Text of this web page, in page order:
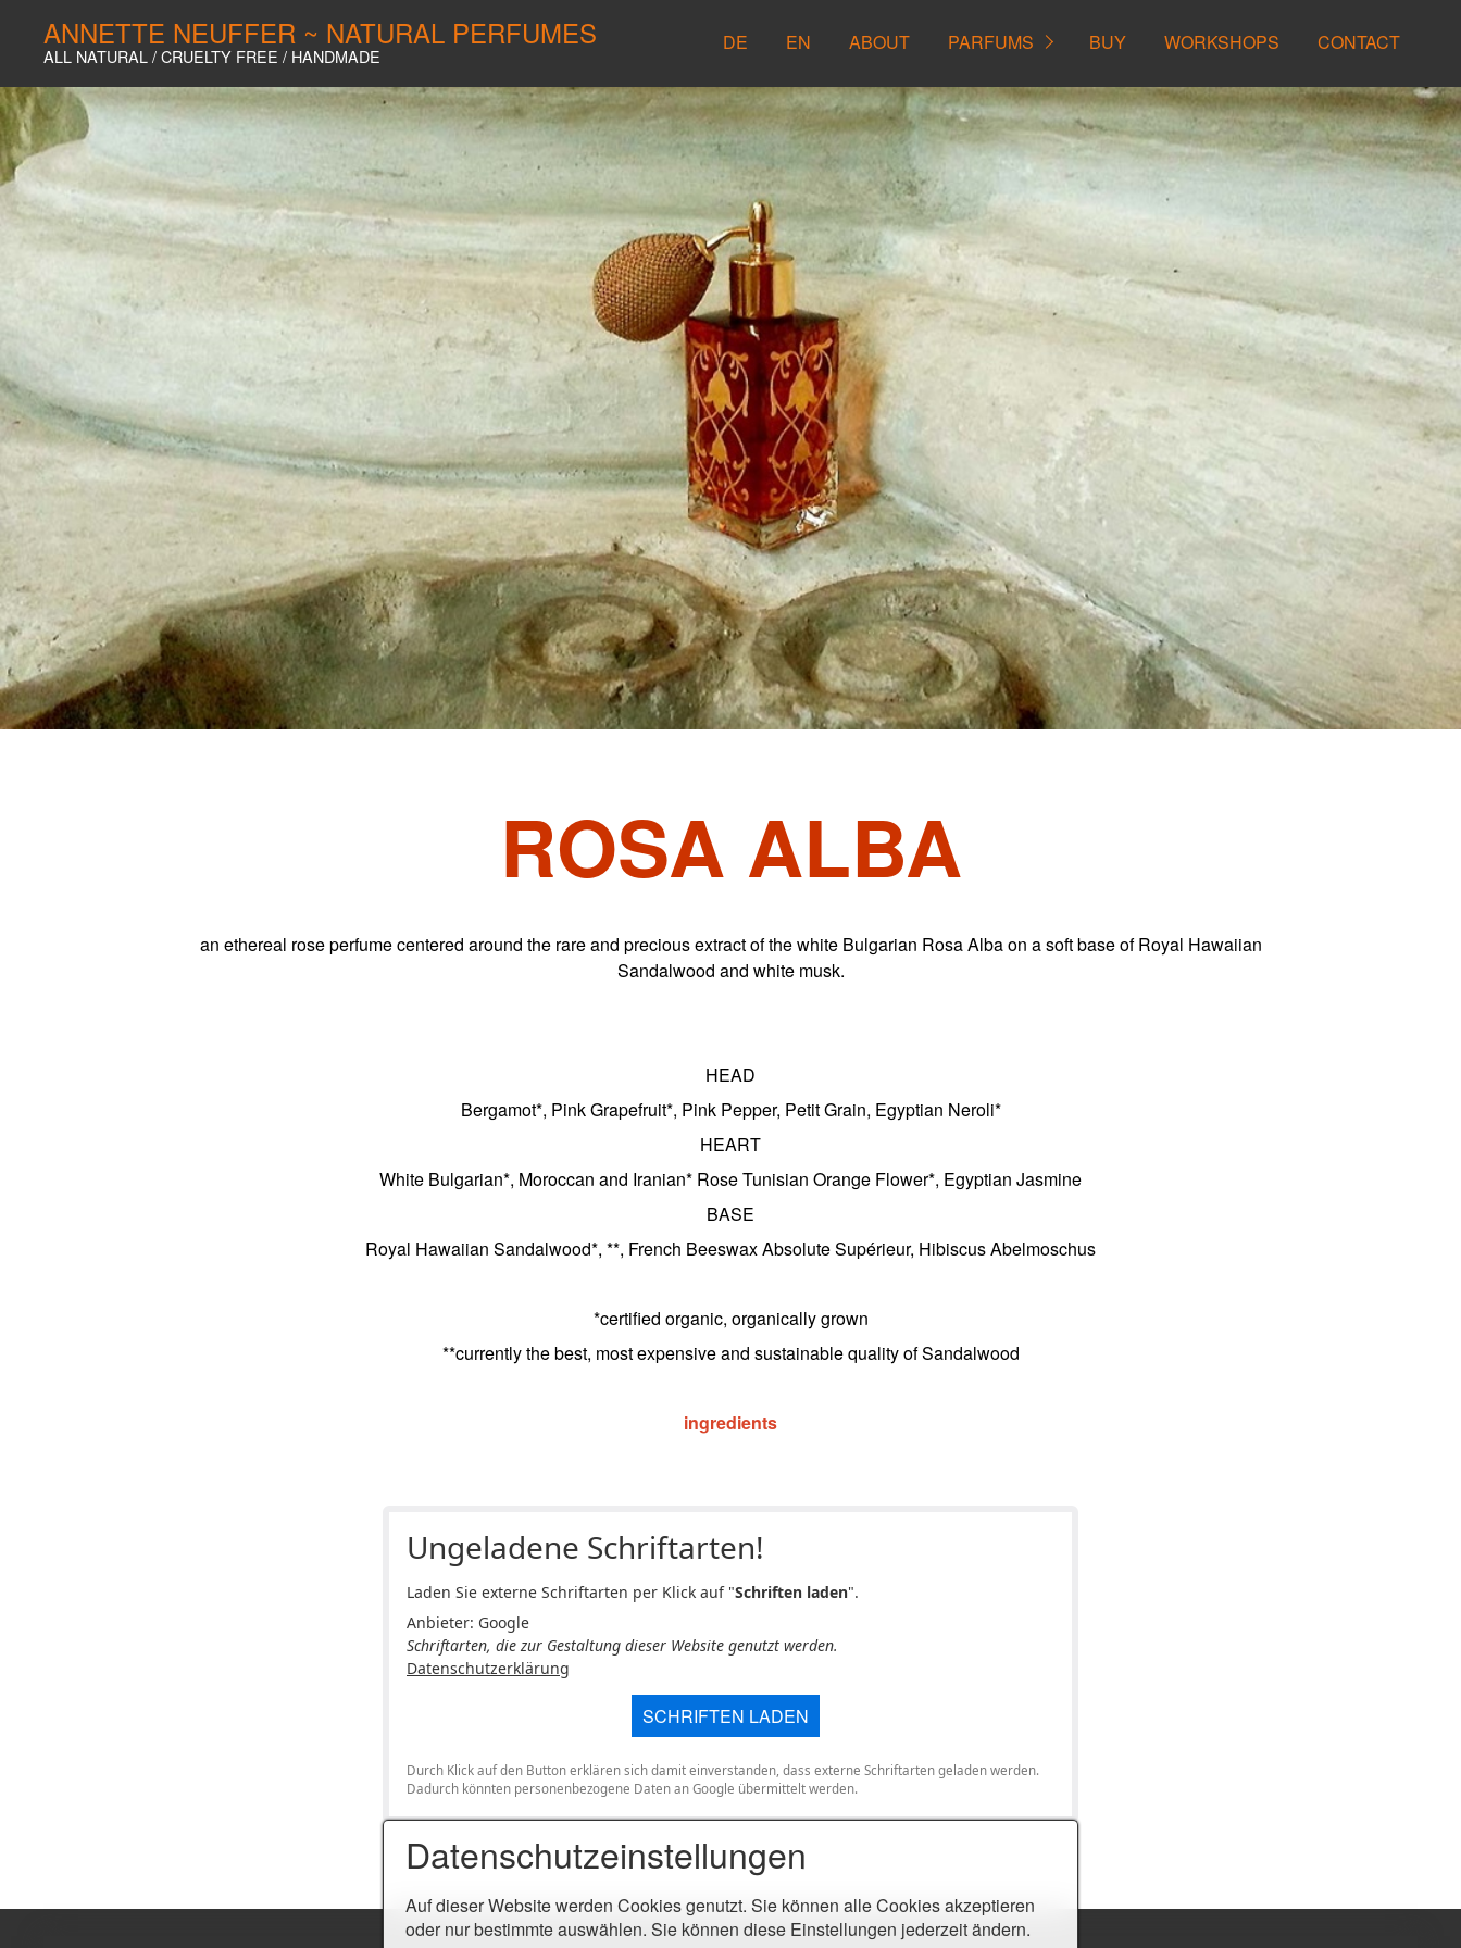
ANNETTE NEUFFER ~ NATURAL PERFUMES
ALL NATURAL / CRUELTY FREE / HANDMADE
DE EN ABOUT PARFUMS BUY WORKSHOPS CONTACT
ROSA ALBA
an ethereal rose perfume centered around the rare and precious extract of the white Bulgarian Rosa Alba on a soft base of Royal Hawaiian
Sandalwood and white musk.
HEAD
Bergamot*, Pink Grapefruit*, Pink Pepper, Petit Grain, Egyptian Neroli*
HEART
White Bulgarian*, Moroccan and Iranian* Rose Tunisian Orange Flower*, Egyptian Jasmine
BASE
Royal Hawaiian Sandalwood*, **, French Beeswax Absolute Supérieur, Hibiscus Abelmoschus
*certified organic, organically grown
**currently the best, most expensive and sustainable quality of Sandalwood
ingredients
Ungeladene Schriftarten!
Laden Sie externe Schriftarten per Klick auf "Schriften laden".
Anbieter: Google
Schriftarten, die zur Gestaltung dieser Website genutzt werden.
Datenschutzerklärung
SCHRIFTEN LADEN
Durch Klick auf den Button erklären sich damit einverstanden, dass externe Schriftarten geladen werden.
Dadurch könnten personenbezogene Daten an Google übermittelt werden.
Datenschutzeinstellungen
Auf dieser Website werden Cookies genutzt. Sie können alle Cookies akzeptieren
oder nur bestimmte auswählen. Sie können diese Einstellungen jederzeit ändern.